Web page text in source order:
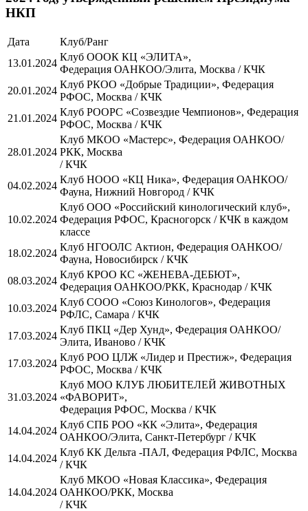
НКП
Дата
Клуб/Ранг
13.01.2024
Клуб ОООК КЦ «ЭЛИТА»,
Федерация ОАНКОО/Элита, Москва / КЧК
20.01.2024
Клуб РКОО «Добрые Традиции», Федерация
РФОС, Москва / КЧК
21.01.2024
Клуб РООРС «Созвездие Чемпионов», Федерация
РФОС, Москва / КЧК
28.01.2024
Клуб МКОО «Мастерс», Федерация ОАНКОО/
РКК, Москва
/ КЧК
04.02.2024
Клуб НООО «КЦ Ника», Федерация ОАНКОО/
Фауна, Нижний Новгород / КЧК
10.02.2024
Клуб ООО «Российский кинологический клуб»,
Федерация РФОС, Красногорск / КЧК в каждом
классе
18.02.2024
Клуб НГООЛС Актион, Федерация ОАНКОО/
Фауна, Новосибирск / КЧК
08.03.2024
Клуб КРОО КС «ЖЕНЕВА-ДЕБЮТ»,
Федерация ОАНКОО/РКК, Краснодар / КЧК
10.03.2024
Клуб СООО «Союз Кинологов», Федерация
РФЛС, Самара / КЧК
17.03.2024
Клуб ПКЦ «Дер Хунд», Федерация ОАНКОО/
Элита, Иваново / КЧК
17.03.2024
Клуб РОО ЦЛЖ «Лидер и Престиж», Федерация
РФОС, Москва / КЧК
31.03.2024
Клуб МОО КЛУБ ЛЮБИТЕЛЕЙ ЖИВОТНЫХ
«ФАВОРИТ»,
Федерация РФОС, Москва / КЧК
14.04.2024
Клуб СПБ РОО «КК «Элита», Федерация
ОАНКОО/Элита, Санкт-Петербург / КЧК
14.04.2024
Клуб КК Дельта -ПАЛ, Федерация РФЛС, Москва
/ КЧК
14.04.2024
Клуб МКОО «Новая Классика», Федерация
ОАНКОО/РКК, Москва
/ КЧК